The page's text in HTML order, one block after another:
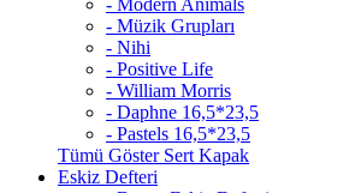
- Modern Animals
- Müzik Grupları
- Nihi
- Positive Life
- William Morris
- Daphne 16,5*23,5
- Pastels 16,5*23,5
Tümü Göster Sert Kapak
Eskiz Defteri